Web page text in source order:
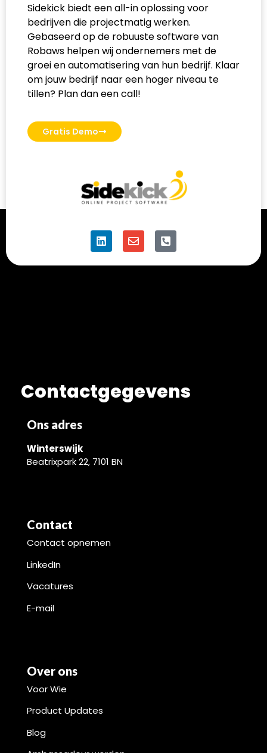
Sidekick biedt een all-in oplossing voor
bedrijven die projectmatig werken.
Gebaseerd op de robuuste software van
Robaws helpen wij ondernemers met de
groei en automatisering van hun bedrijf. Klaar
om jouw bedrijf naar een hoger niveau te
tillen? Plan dan een call!
Gratis Demo
Contactgegevens
Ons adres
Winterswijk
Beatrixpark 22, 7101 BN
Contact
Contact opnemen
LinkedIn
Vacatures
E-mail
Over ons
Voor Wie
Product Updates
Blog